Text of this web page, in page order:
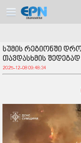
სუმის რეგიონში
თავდასხმის
2025-12-08 09:48:34